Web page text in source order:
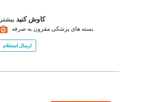
کاوش کنید بیشتر
بسته های پزشکی مقرون به صرفه
ارسال استعلام